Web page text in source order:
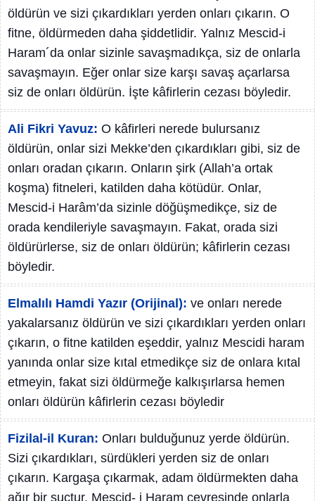
öldürün ve sizi çıkardıkları yerden onları çıkarın. O
fitne, öldürmeden daha şiddetlidir. Yalnız Mescid-i
Haram´da onlar sizinle savaşmadıkça, siz de onlarla
savaşmayın. Eğer onlar size karşı savaş açarlarsa
siz de onları öldürün. İşte kâfirlerin cezası böyledir.
Ali Fikri Yavuz: O kâfirleri nerede bulursanız
öldürün, onlar sizi Mekke’den çıkardıkları gibi, siz de
onları oradan çıkarın. Onların şirk (Allah’a ortak
koşma) fitneleri, katilden daha kötüdür. Onlar,
Mescid-i Harâm’da sizinle döğüşmedikçe, siz de
orada kendileriyle savaşmayın. Fakat, orada sizi
öldürürlerse, siz de onları öldürün; kâfirlerin cezası
böyledir.
Elmalılı Hamdi Yazır (Orijinal): ve onları nerede
yakalarsanız öldürün ve sizi çıkardıkları yerden onları
çıkarın, o fitne katilden eşeddir, yalnız Mescidi haram
yanında onlar size kıtal etmedikçe siz de onlara kıtal
etmeyin, fakat sizi öldürmeğe kalkışırlarsa hemen
onları öldürün kâfirlerin cezası böyledir
Fizilal-il Kuran: Onları bulduğunuz yerde öldürün.
Sizi çıkardıkları, sürdükleri yerden siz de onları
çıkarın. Kargaşa çıkarmak, adam öldürmekten daha
ağır bir suçtur. Mescid- i Haram çevresinde onlarla